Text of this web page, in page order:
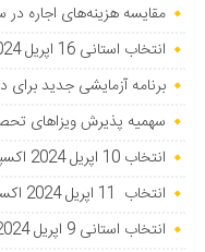
مقایسه هزینه‌های اجاره در
انتخاب استانی 16 اپریل 2024 بریتیش کلمبیا
برنامه آزمایشی جدید برای
سهمیه پذیرش ویزاهای
انتخاب 10 اپریل 2024 اکسپرس انتری
انتخاب 11 اپریل 2024 اکسپرس انتری
انتخاب استانی 9 اپریل 2024 منیتوبا